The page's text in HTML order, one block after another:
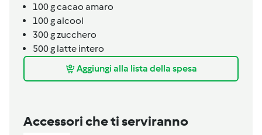
100gcacao amaro
100galcool
300gzucchero
500g latte intero
Aggiungi alla lista della spesa
Accessori che ti serviranno